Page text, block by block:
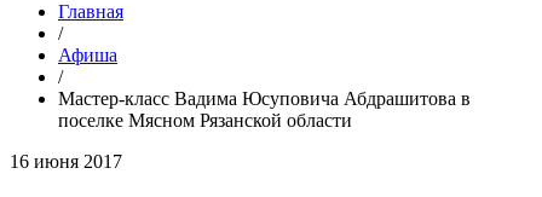
Главная
/
Афиша
/
Мастер-класс Вадима Юсуповича Абдрашитова в
поселке Мясном Рязанской области
16 июня 2017